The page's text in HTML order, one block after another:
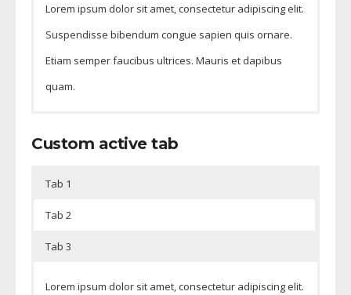
Lorem ipsum dolor sit amet, consectetur adipiscing elit.
Suspendisse bibendum congue sapien quis ornare.
Etiam semper faucibus ultrices. Mauris et dapibus
quam.
finibus purus condimentum lectus congue hendrerit.
tincidunt, libero at aliquam cursus, ipsum tortor
Custom active tab
Tab 1
Tab 2
Tab 3
Lorem ipsum dolor sit amet, consectetur adipiscing elit.